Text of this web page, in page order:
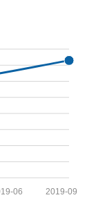
2019-09
06